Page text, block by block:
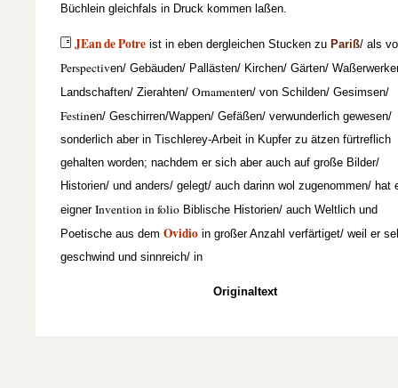
Büchlein gleichfals in Druck kommen laßen.
JEan de Potre ist in eben dergleichen Stucken zu Pariß/ als
Perspectiven/ Gebäuden/ Pallästen/ Kirchen/ Gärten/
Landschaften/ Zierahten/ Ornamenten/ von Schilden/ Gesimsen/
Festinen/ Geschirren/Wappen/ Gefäßen/ verwunderlich gewesen/
sonderlich aber in Tischlerey-Arbeit in Kupfer zu ätzen fürtreflich
gehalten worden; nachdem er sich aber auch auf große Bilder/
Historien/ und anders/ gelegt/ auch darinn wol zugenommen/ hat
eigner Invention in folio Biblische Historien/ auch Weltlich und
Poetische aus dem Ovidio in großer Anzahl verfärtiget/ weil er
geschwind und sinnreich/ in
Originaltext